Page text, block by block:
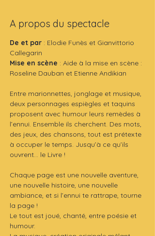
A propos du spectacle
De et par : Elodie Funès et Gianvittorio
Callegarin
Mise en scène : Aide à la mise en scène :
Roseline Dauban et Etienne Andikian
Entre marionnettes, jonglage et musique,
deux personnages espiègles et taquins
proposent avec humour leurs remèdes à
l’ennui. Ensemble ils cherchent. Des mots,
des jeux, des chansons, tout est prétexte
à occuper le temps. Jusqu’à ce qu’ils
ouvrent… le Livre !
Chaque page est une nouvelle aventure,
une nouvelle histoire, une nouvelle
ambiance, et si l’ennui te rattrape, tourne
la page !
Le tout est joué, chanté, entre poésie et
humour.